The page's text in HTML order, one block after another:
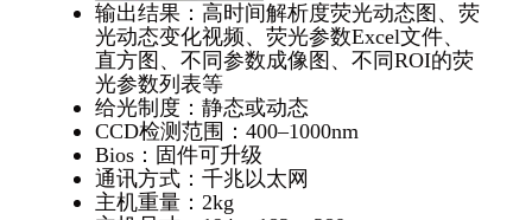
输出结果：高时间解析度荧光动态图、荧
光动态变化视频、荧光参数Excel文件、
直方图、不同参数成像图、不同ROI的荧
光参数列表等
给光制度：静态或动态
CCD检测范围：400–1000nm
Bios：固件可升级
通讯方式：千兆以太网
主机重量：2kg